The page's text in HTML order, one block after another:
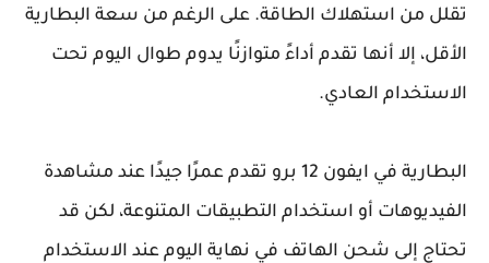
تقلل من استهلاك الطاقة. على الرغم من سعة البطارية
الأقل، إلا أنها تقدم أداءً متوازنًا يدوم طوال اليوم تحت
الاستخدام العادي.
البطارية في ايفون 12 برو تقدم عمرًا جيدًا عند مشاهدة
الفيديوهات أو استخدام التطبيقات المتنوعة، لكن قد
تحتاج إلى شحن الهاتف في نهاية اليوم عند الاستخدام